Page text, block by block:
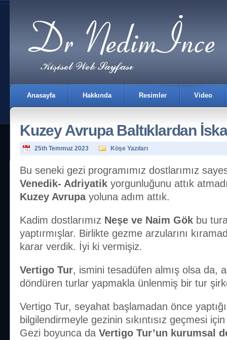
Anasayfa Hakkında Resimler Video
İletişim
Kuzey Avrupa Baltıklardan
25th Temmuz 2023 Köşe Yazıları
Bu seneki gezi programımız dostlarımız
Venedik- Adriyatik yorgunluğunu attık
Kuzey Avrupayoluna adım attık.
Kadim dostlarımız Neşe ve Naim Gök bu
yaptırmışlar. Birlikte gezme arzularını
karar verdik. İyi ki vermişiz.
Vertigo Tur, ismini tesadüfen almış olsa da,
döndüren turlar yapmakla ünlenmiş bir tur
Vertigo Tur, seyahat başlamadan önce yaptığı
bilgilendirmeyle gezinin sıkıntısız geçmesi
Gezi boyunca da Vertigo Tur’un kurumsal